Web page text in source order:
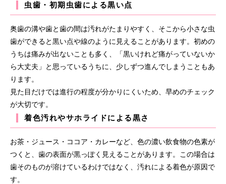
虫歯・初期虫歯による黒い点
奥歯の溝や歯と歯の間は汚れがたまりやすく、そこから小さな虫
歯ができると黒い点や線のように見えることがあります。初めの
うちは痛みが出ないことも多く、「黒いけれど痛がっていないか
ら大丈夫」と思っているうちに、少しずつ進んでしまうこともあ
ります。
見た目だけでは進行の程度が分かりにくいため、早めのチェック
が大切です。
着色汚れやサホライドによる黒さ
お茶・ジュース・ココア・カレーなど、色の濃い飲食物の色素が
つくと、歯の表面が黒っぽく見えることがあります。この場合は
歯そのものが溶けているわけではなく、汚れによる着色が原因で
す。